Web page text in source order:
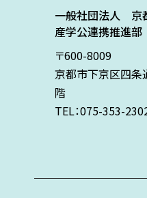
一般社団法人 京
産学公連携推進部
〒600-8009
京都市下京区四条
階
TEL：075-353-